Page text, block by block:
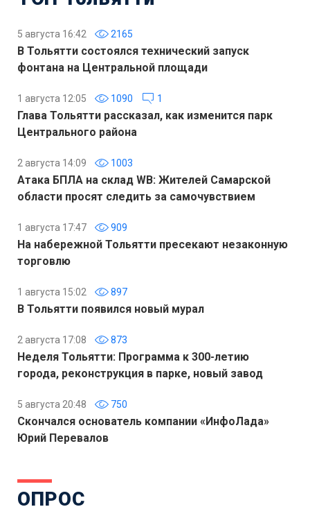
5 августа 16:42 2165
В Тольятти состоялся технический запуск
фонтана на Центральной площади
1 августа 12:05 1090 1
Глава Тольятти рассказал, как изменится парк
Центрального района
2 августа 14:09 1003
Атака БПЛА на склад WB: Жителей Самарской
области просят следить за самочувствием
1 августа 17:47 909
На набережной Тольятти пресекают незаконную
торговлю
1 августа 15:02 897
В Тольятти появился новый мурал
2 августа 17:08 873
Неделя Тольятти: Программа к 300-летию
города, реконструкция в парке, новый завод
5 августа 20:48 750
Скончался основатель компании «ИнфоЛада»
Юрий Перевалов
ОПРОС